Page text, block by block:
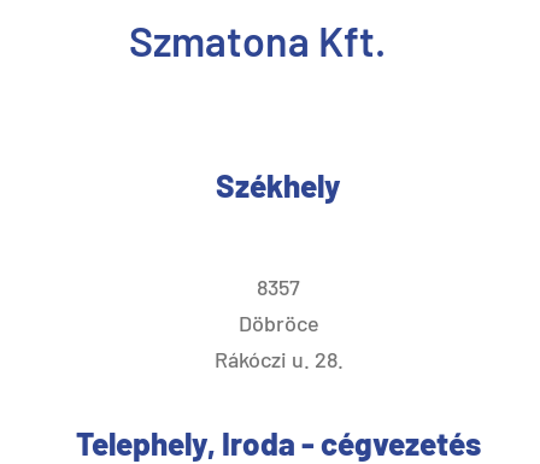
Szmatona Kft.
Székhely
8357
Döbröce
Rákóczi u. 28.
Telephely, Iroda - cégvezetés